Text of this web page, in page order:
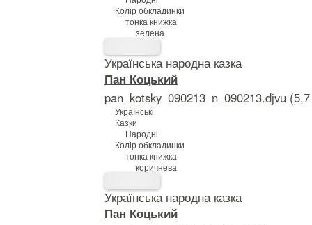
Колір обкладинки
тонка книжка
зелена
Українська народна казка
Пан Коцький
pan_kotsky_090213_n_090213.djvu
Українські
Казки
Народні
Колір обкладинки
тонка книжка
коричнева
Українська народна казка
Пан Коцький